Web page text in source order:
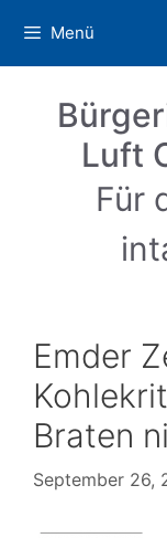
Inhalt
springen
Menü
Luft
Für
Emder
Braten
September 26,